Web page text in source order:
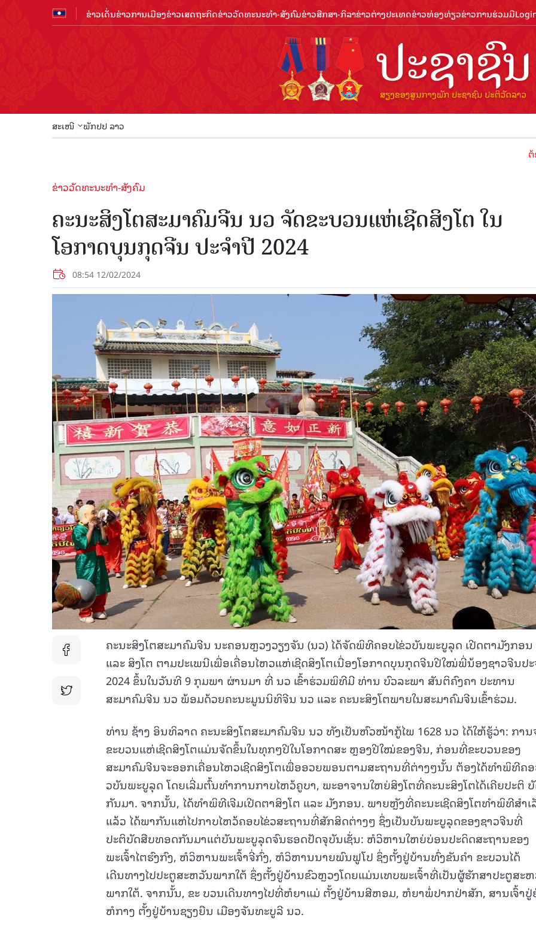
ຂ່າວເດັ່ນຂ່າວການເມືອງຂ່າວເສດຖະກິດຂ່າວວັດທະນະທຳ-ສັງຄົມຂ່າວສືກສາ-ກິລາຂ່າວຕ່າງປະເທດຂ່າວທ່ອງທ່ຽວຂ່າວການຮ່ວມມື
ສະເໜີ ພັກປປ ລາວ
ຕ້ອນຮັບ
ຂ່າວວັດທະນະທຳ-ສັງຄົມ
ຄະນະສິງໂຕສະມາຄົມຈີນ ນວ ຈັດຂະບວນແຫ່ເຊີດສິງໂຕ ໃນ
ໂອກາດບຸນກຸດຈີນ ປະຈຳປີ 2024
08:54 12/02/2024
ຄະນະສິງໂຕສະມາຄົມຈີນ ນະຄອນຫຼວງວຽງຈັນ (ນວ) ໄດ້ຈັດພິທີຄອບໄຂ່ວບັນພະບູລຸດ ເປີດຕາມັງກອນ
ແລະ​ ສິງໂຕ ຕາມປະເພນີເພື່ອເຄື່ອນໄຫວແຫ່​ເຊີດສິງໂຕເນື່ອງໂອກາດບຸນກຸດຈີນປີໃໝ່ພີ່ນ້ອງຊາວຈີນປ
2024 ຂຶ້ນໃນວັນທີ 9 ກຸມພາ ຜ່ານມາ ທີ່ ນວ ເຂົ້າຮ່ວມພິທີມີ​ ທ່ານ​ ບົວລະພາ​ ສັນຕິຄົງຄາ​ ປະທານ
ສະມາຄົມຈີນ ນ​ວ ​ພ້ອມດ້ວຍຄະນະມູນນິທິຈີນ ນວ ແລະ​ ຄະນະສິງໂຕພາຍໃນສະມາຄົມຈີນເຂົ້າຮ່ວມ.
ທ່ານ ​ຊ້າງ​ ອິນທິລາດ ຄະນະສິງໂຕສະມາຄົມຈີນ ນວ ທັງເປັນຫົວໜ້າກູ້ໄພ 1628 ນວ ໄດ້ໃຫ້ຮູ້ວ່າ: ກາ
ຂະບວນແຫ່ເຊີດສິງໂຕແມ່ນຈັດຂຶ້ນໃນທຸກໆປີໃນໂອກາດສະ ຫຼອງປີໃໝ່ຂອງຈີນ, ກ່ອນທີ່ຂະບວນຂອງ
ສະມາຄົມຈີນຈະອອກເຄື່ອນໄຫວເຊີດສິງໂຕເພື່ອອວຍພອນຕາມສະຖານທີ່ຕ່າງໆນັ້ນ ຕ້ອງໄດ້ທຳພິທີຄອ
ວບັນພະບູລຸດ ໂດຍເລີ່ມຕົ້ນ​ທໍາການກາບໄຫວ້ຄູບາ, ພະອາຈານໃຫຍ່ສິງໂຕທີ່ຄະນະສິງໂຕໄດ້ເຄີຍປະຕິ
ກັນມາ. ຈາກນັ້ນ, ໄດ້ທຳພິທີເຈີມເປີດຕາສິງໂຕ ແລະ ມັງກອນ. ພາຍຫຼັງທີ່ຄະນະເຊີດສິງໂຕທຳພິທີສໍາເ
ແລ້ວ ໄດ້ພາກັນແຫ່ໄປກາບໄຫວ້ຄອບໄຂ່ວສະຖານທີ່ສັກສິດຕ່າງໆ ຊຶ່ງເປັນບັນພະບູລຸດຂອງຊາວຈີນທີ່
ປະຕິບັດສືບທອດກັນມາແຕ່ບັນພະບູລຸດຈົນຮອດປັດຈຸບັນເຊັ່ນ: ຫໍວິຫານໃຫຍ່ບ່ອນປະດິດສະຖານຂອງ
ພະເຈົ້າໄຕຮົງກົງ, ​ຫໍວິຫານພະເຈົ້າຈີ່ກົ່ງ, ຫໍວິຫານນາຍພົນຟູໂປ ຊຶ່ງຕັ້ງຢູ່ບ້ານທົ່ງຂັນຄຳ ຂະບວນໄດ້
ເດີນທາງໄປປະຕູສະຫວັນພາກໃຕ້ ຊຶ່ງຕັ້ງຢູ່ບ້ານຂົວຫຼວງ​ໂດຍແມ່ນເທບພະເຈົ້າທີ່ເປັນຜູ້ຮັກສາປະຕູສະ
ພາກໃຕ້. ຈາກນັ້ນ, ຂະ ບວນເດີນທາງໄປທີ່ຫໍຍາແມ່ ຕັ້ງຢູ່ບ້ານສີຫອມ, ຫໍຍາພໍ່ປາກປ່າສັກ, ສານເຈົ້າປູ່
ຫໍກາງ ຕັ້ງຢູ່ບ້ານຊຽງຍືນ ເມືອງຈັນທະບູລີ ນວ​.
15.040(07-08-